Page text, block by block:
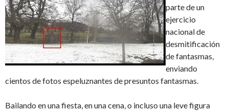
parte de un
ejercicio
nacional de
desmitificación
de fantasmas,
enviando
cientos de fotos espeluznantes de presuntos fantasmas.
Bailando en una fiesta, en una cena, o incluso una leve figura